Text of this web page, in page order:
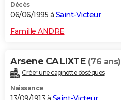
Décès
06/06/1995 à Saint-Victeur
Famille ANDRE
Arsene CALIXTE (76 ans)
Créer une cagnotte obsèques
Naissance